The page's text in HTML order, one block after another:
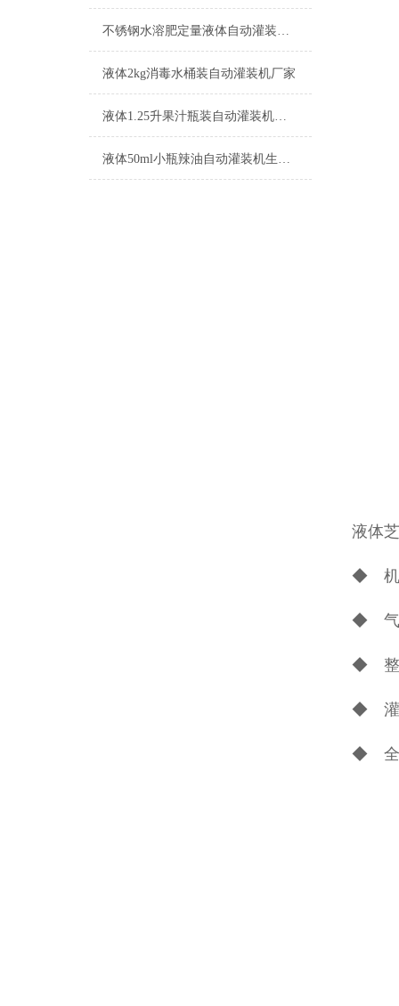
不锈钢水溶肥定量液体自动灌装机生产厂家
液体2kg消毒水桶装自动灌装机厂家
液体1.25升果汁瓶装自动灌装机功能介绍
液体50ml小瓶辣油自动灌装机生产厂家
液体
◆ 机
◆ 气
◆ 整
◆ 灌
◆ 全